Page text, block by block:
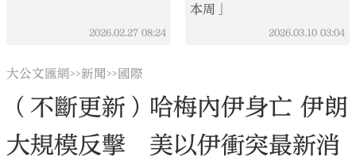
2026.02.27 08:24
本周」
2026.03.10 03:04
大公文匯網>>新聞>> 國際
（不斷更新）哈梅內伊身亡 伊朗
大規模反擊 美以伊衝突最新消